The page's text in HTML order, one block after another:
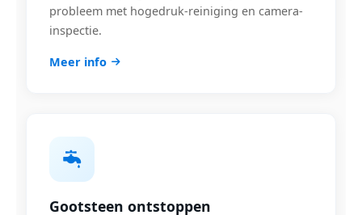
probleem met hogedruk-reiniging en camera-
inspectie.
Meer info
Gootsteen ontstoppen